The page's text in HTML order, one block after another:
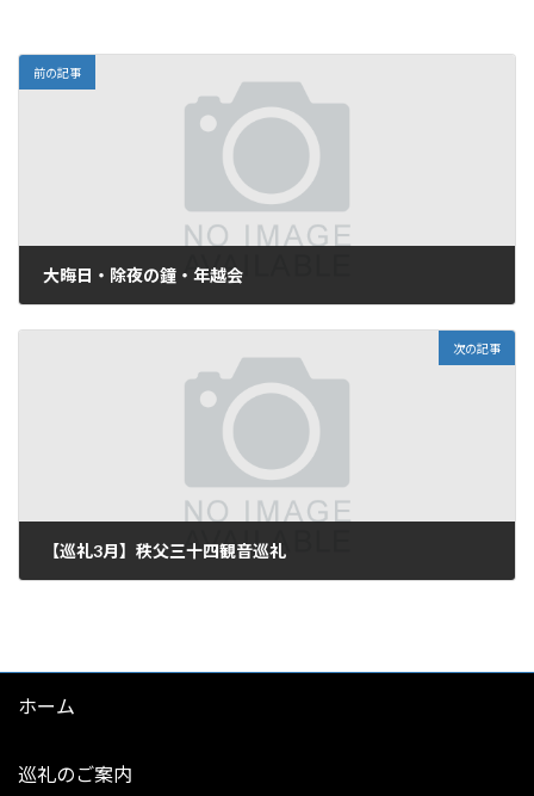
前の記事
大晦日・除夜の鐘・年越会
次の記事
【巡礼3月】秩父三十四観音巡礼
ホーム
巡礼のご案内